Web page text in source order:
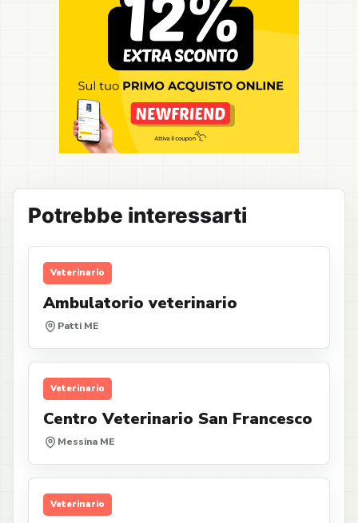
Potrebbe interessarti
Veterinario
Ambulatorio veterinario
Patti ME
Veterinario
Centro Veterinario San Francesco
Messina ME
Veterinario